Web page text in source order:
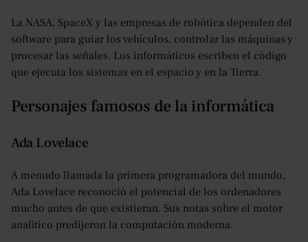
La NASA, SpaceX y las empresas de robótica dependen del
software para guiar los vehículos, controlar las máquinas y
procesar las señales. Los informáticos escriben el código
que ejecuta los sistemas en el espacio y en la Tierra.
Personajes famosos de la informática
Ada Lovelace
A menudo llamada la primera programadora del mundo,
Ada Lovelace reconoció el potencial de los ordenadores
mucho antes de que existieran. Sus notas sobre el motor
analítico predijeron la computación moderna.